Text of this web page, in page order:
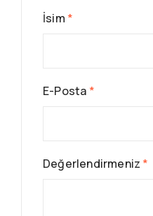
Değerlendirmeniz *
İsim *
E-Posta *